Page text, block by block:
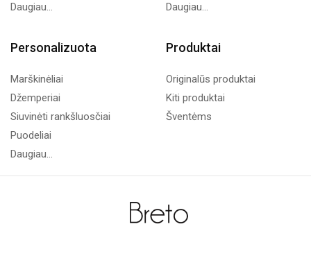
Daugiau...
Daugiau...
Personalizuota
Marškinėliai
Džemperiai
Siuvinėti rankšluosčiai
Puodeliai
Daugiau...
Produktai
Originalūs produktai
Kiti produktai
Šventėms